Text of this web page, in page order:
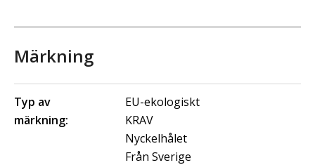
Märkning
Typ av
märkning:
EU-ekologiskt
KRAV
Nyckelhålet
Från Sverige